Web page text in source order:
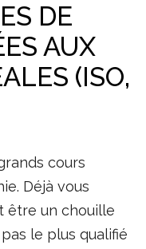
DE
AUX
(ISO,
cours
Déjà vous
être un chouille
le plus qualifié